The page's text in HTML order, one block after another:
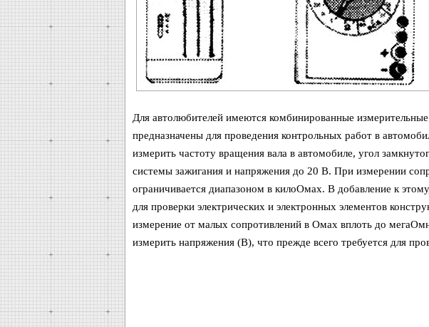
Для автолюбителей имеются комбинированные
предназначены для проведения контрольных работ в
измерить частоту вращения вала в автомобиле, угол
системы зажигания и напряжения до 20 В. При измерении
ограничивается диапазоном в килоОмах. В добавление к
для проверки электрических и электронных элементов
измерение от малых сопротивлений в Омах вплоть до
измерить напряжения (В), что прежде всего требуется для